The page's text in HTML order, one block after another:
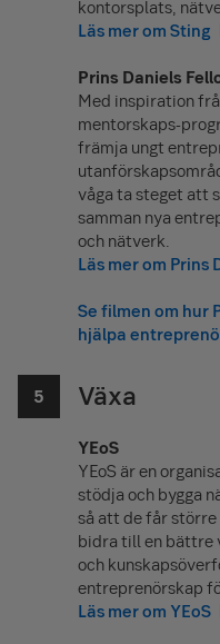
kontorsplats,
Läs mer om Sting
Prins Daniels
Med inspiration
mentorskaps-
främja ungt
våga ta steget att
samman nya
och nätverk.
Läs mer om Prins
Se filmen om hur
hjälpa
Växa
YEoS
YEoS är en
stödja och bygga
så att de får
bidra till en bättre
och
entreprenörskap
Läs mer om YEoS